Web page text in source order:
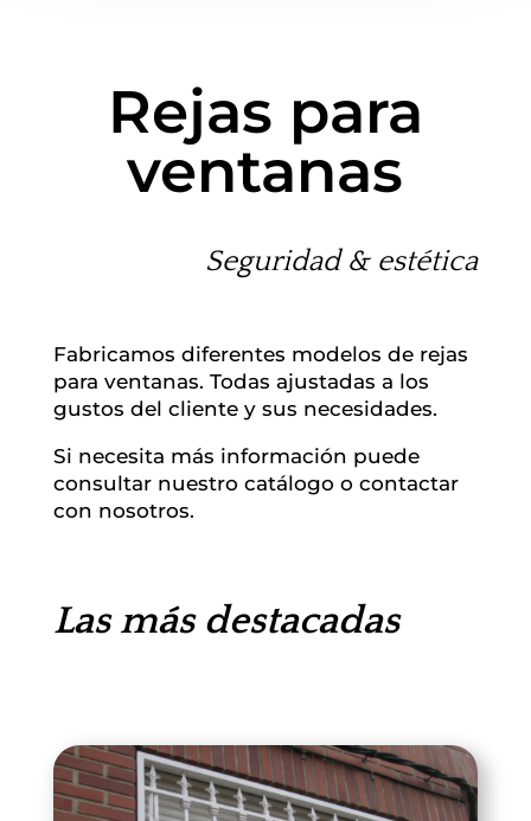
Rejas para
ventanas
Seguridad & estética
Fabricamos diferentes modelos de rejas
para ventanas. Todas ajustadas a los
gustos del cliente y sus necesidades.
Si necesita más información puede
consultar nuestro catálogo o contactar
con nosotros.
Las más destacadas